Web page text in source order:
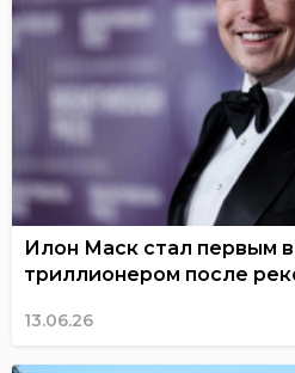
Илон Маск стал первым
триллионером после
13.06.26